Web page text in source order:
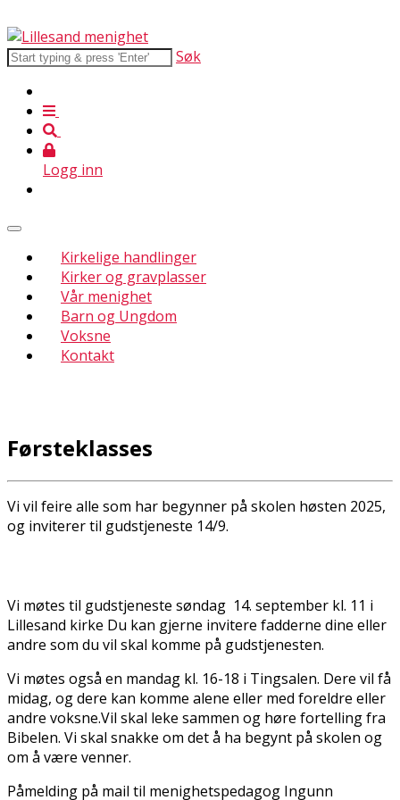
Søk
Logg inn
Kirkelige handlinger
Kirker og gravplasser
Vår menighet
Barn og Ungdom
Voksne
Kontakt
Førsteklasses
Vi vil feire alle som har begynner på skolen høsten 2025,
og inviterer til gudstjeneste 14/9.
Vi møtes til gudstjeneste søndag 14. september kl. 11 i
Lillesand kirke Du kan gjerne invitere fadderne dine eller
andre som du vil skal komme på gudstjenesten.
Vi møtes også en mandag kl. 16-18 i Tingsalen. Dere vil få
midag, og dere kan komme alene eller med foreldre eller
andre voksne.Vil skal leke sammen og høre fortelling fra
Bibelen. Vi skal snakke om det å ha begynt på skolen og
om å være venner.
Påmelding på mail til menighetspedagog Ingunn